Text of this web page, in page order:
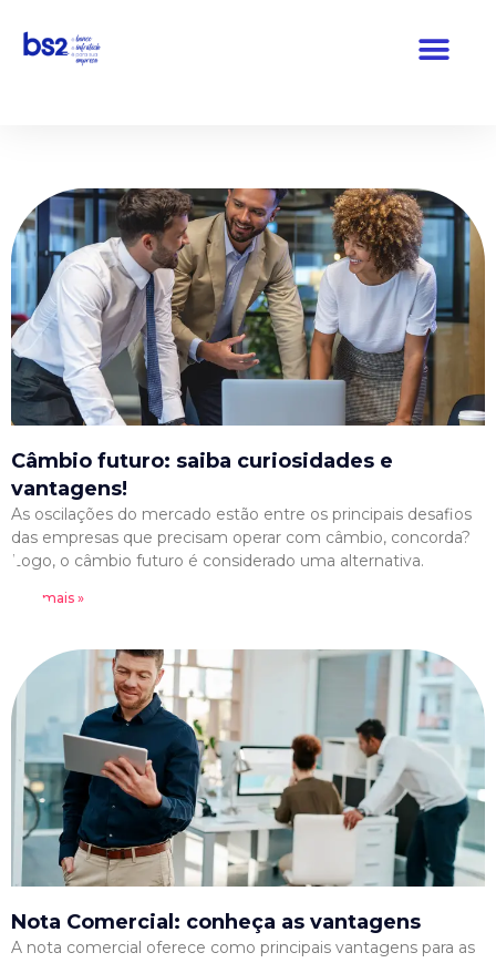
Pular
Câmbio futuro: saiba curiosidades e
vantagens!
As oscilações do mercado estão entre os principais desafios
das empresas que precisam operar com câmbio, concorda?
Logo, o câmbio futuro é considerado uma alternativa.
Leia mais »
Nota Comercial: conheça as vantagens
A nota comercial oferece como principais vantagens para as